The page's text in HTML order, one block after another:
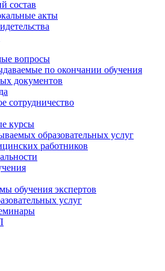
состав
акты
вопросы
по окончании обучения
документов
сотрудничество
курсы
образовательных услуг
работников
обучения экспертов
услуг